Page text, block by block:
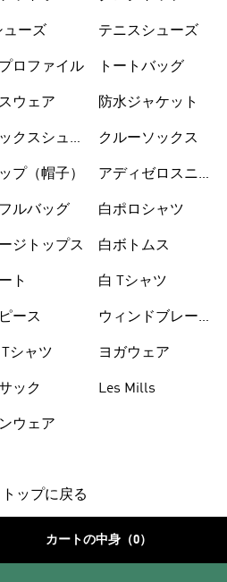
ューズ
ロファイル
ウェア
クスシュー
プ（帽子）
ルバッグ
ジトップス
ト
ース
シャツ
ック
ウェア
テニスシューズ
トートバッグ
防水ジャケット
クルーソックス
アディゼロスニー
白ポロシャツ
白ボトムス
白 Tシャツ
ウィンドブレーカ
ヨガウェア
Les Mills
トップに戻る
カートの中身（0）